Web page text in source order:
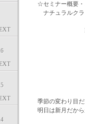
☆セミナー概要・
ナチュラルクラ
http://
季節の変わり目
明日は新月だか